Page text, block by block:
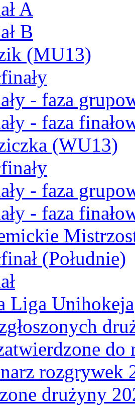
A
B
(MU13)
- faza
- faza
(WU13)
- faza
- faza
(Południe)
Liga Unihokeja
do
rozgrywek
drużyny